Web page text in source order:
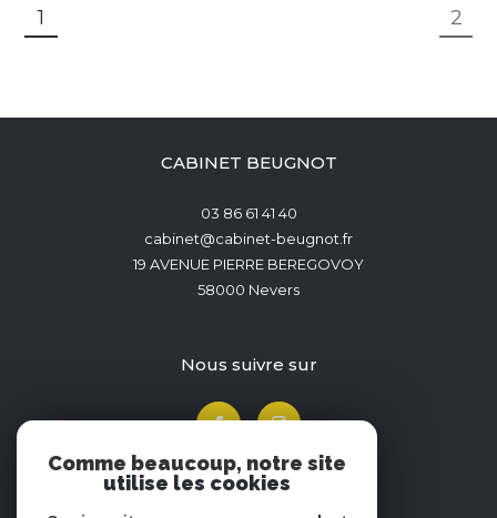
1 2
CABINET BEUGNOT
03 86 61 41 40
cabinet@cabinet-beugnot.fr
19 AVENUE PIERRE BEREGOVOY
58000
Nevers
nous suivre sur
Comme beaucoup, notre site
utilise les cookies